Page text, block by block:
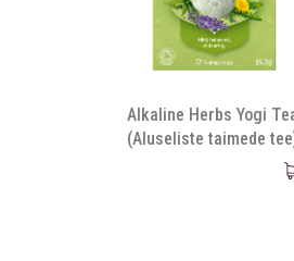
Alkaline Herbs Yogi
(Aluseliste taimede